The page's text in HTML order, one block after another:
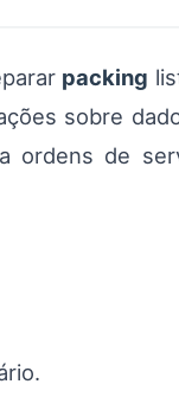
packing
sobre
ordens de